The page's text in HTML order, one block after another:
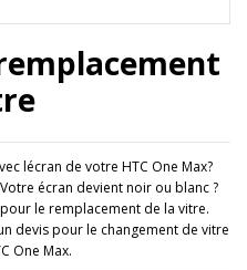
lécran de votre HTC One Max?
écran devient noir ou blanc ?
le remplacement de la vitre.
devis pour le changement de vitre
One Max.